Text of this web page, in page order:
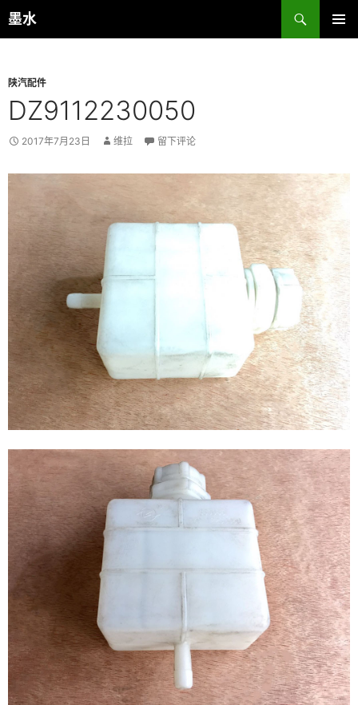
跳
至
墨水
搜
索
陕汽配件
DZ9112230050
2017年7月23日 维拉 留下评论